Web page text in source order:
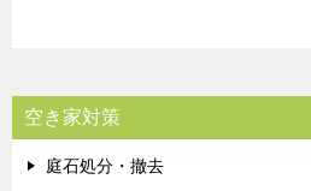
空き家対策
庭石処分・撤去